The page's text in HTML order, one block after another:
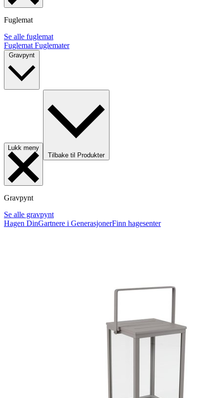
Fuglemat
Se alle fuglemat
Fuglemat Fuglemater
Lukk meny
Tilbake til Produkter
Gravpynt
Se alle gravpynt
Hagen DinGartnere i GenerasjonerFinn hagesenter